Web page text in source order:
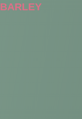
BARLEY